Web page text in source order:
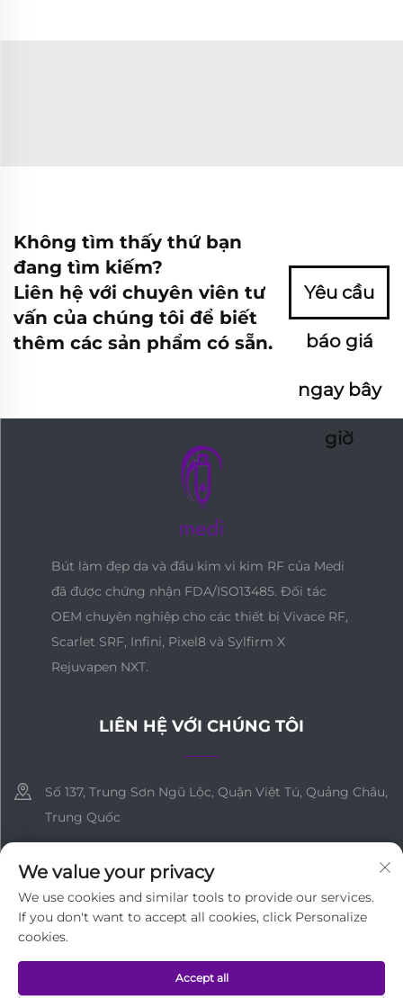
Không tìm thấy thứ bạn
đang tìm kiếm?
Liên hệ với chuyên viên tư
vấn của chúng tôi để biết
thêm các sản phẩm có sẵn.
Yêu cầu
báo giá
ngay bây
giờ
Bút làm đẹp da và đầu kim vi kim RF của Medi
đã được chứng nhận FDA/ISO13485. Đối tác
OEM chuyên nghiệp cho các thiết bị Vivace RF,
Scarlet SRF, Infini, Pixel8 và Sylfirm X
Rejuvapen NXT.
LIÊN HỆ VỚI CHÚNG TÔI
Số 137, Trung Sơn Ngũ Lộc, Quận Việt Tú, Quảng Châu,
Trung Quốc
[email protected]
Bản quyền © Công ty TNHH Công nghệ Y tế Quảng Châu Tất cả
các quyền được bảo lưu Chính sách bảo mật
We value your privacy
We use cookies and similar tools to provide our services.
If you don't want to accept all cookies, click Personalize
cookies.
Accept all